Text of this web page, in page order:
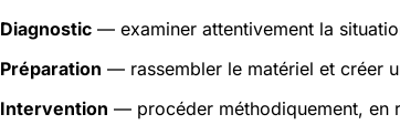
Diagnostic — examiner attentivement la
Préparation — rassembler le matériel et créer
Intervention — procéder méthodiquement, en